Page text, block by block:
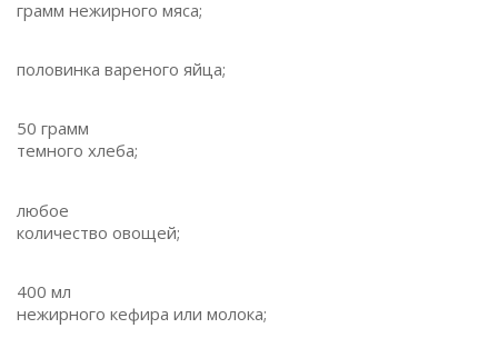
грамм нежирного мяса;
половинка вареного яйца;
50 грамм
темного хлеба;
любое
количество овощей;
400 мл
нежирного кефира или молока;